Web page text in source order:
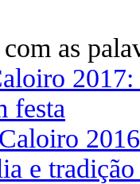
as
2017:
festa
e